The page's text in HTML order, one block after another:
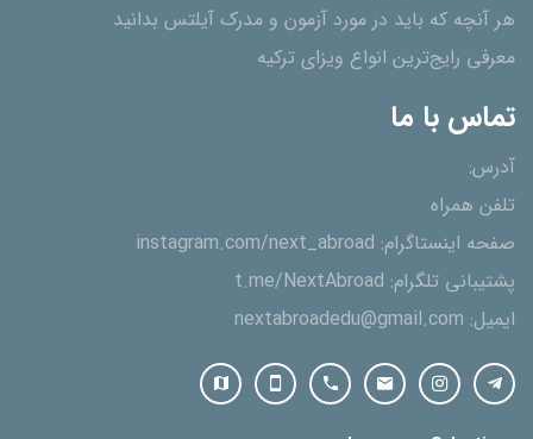
هر آنچه که باید در مورد آزمون و مدرک آیلتس بدانید
معرفی رایج‌ترین انواع ویزای ترکیه
تماس با ما
آدرس:
تلفن همراه
صفحه اینستاگرام: instagram.com/next_abroad
پشتیبانی تلگرام: t.me/NextAbroad
ایمیل: nextabroadedu@gmail.com